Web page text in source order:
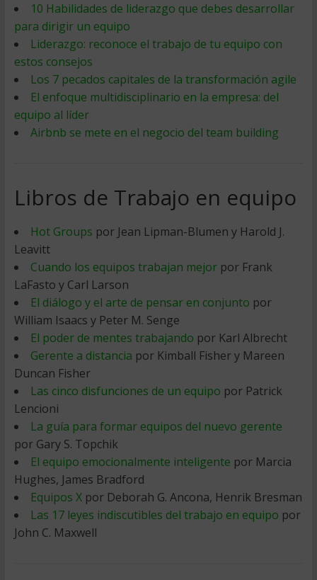
10 Habilidades de liderazgo que debes desarrollar
para dirigir un equipo
Liderazgo: reconoce el trabajo de tu equipo con
estos consejos
Los 7 pecados capitales de la transformación agile
El enfoque multidisciplinario en la empresa: del
equipo al líder
Airbnb se mete en el negocio del team building
Libros de Trabajo en equipo
Hot Groups por Jean Lipman-Blumen y Harold J.
Leavitt
Cuando los equipos trabajan mejorpor Frank
LaFasto y Carl Larson
El diálogo y el arte de pensar en conjunto por
William Isaacs y Peter M. Senge
El poder de mentes trabajando por Karl Albrecht
Gerente a distancia por Kimball Fisher y Mareen
Duncan Fisher
Las cinco disfunciones de un equipo por Patrick
Lencioni
La guía para formar equipos del nuevo gerente
por Gary S. Topchik
El equipo emocionalmente inteligente por Marcia
Hughes, James Bradford
Equipos Xpor Deborah G. Ancona, Henrik Bresman
Las 17 leyes indiscutibles del trabajo en equipo por
John C. Maxwell